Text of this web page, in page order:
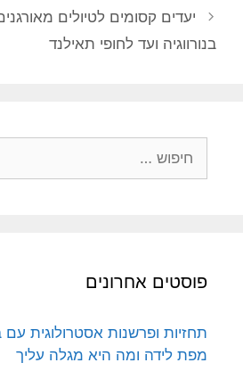
יעדים קסומים לטיולים
בנורווגיה ועד לחופי תאילנד
פוסטים אחרונים
תחזיות ופרשנות אסטרולוגית
מפת לידה ומה היא מגלה עליך